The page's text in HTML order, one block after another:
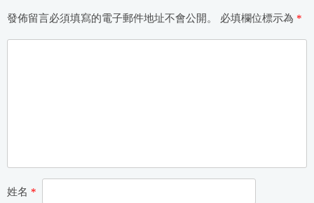
發佈留言必須填寫的電子郵件地址不會公開。 必填欄位標示為 *
姓名 *